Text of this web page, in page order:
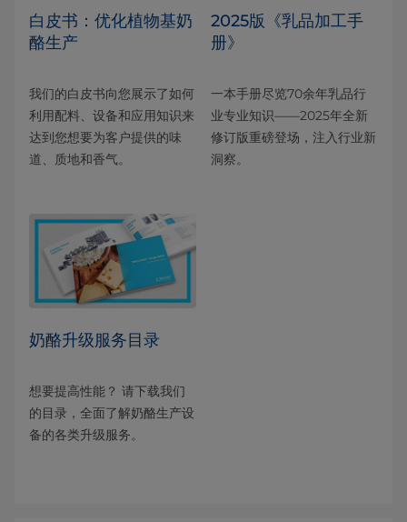
白皮书：优化植物基奶
酪生产
我们的白皮书向您展示了如何
利用配料、设备和应用知识来
达到您想要为客户提供的味
道、质地和香气。
2025版《乳品加工手
册》
一本手册尽览70余年乳品行
业专业知识——2025年全新
修订版重磅登场，注入行业新
洞察。
奶酪升级服务目录
想要提高性能？ 请下载我们
的目录，全面了解奶酪生产设
备的各类升级服务。